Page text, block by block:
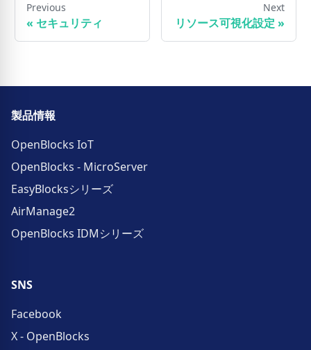
Previous
« セキュリティ
Next
リソース可視化設定»
製品情報
OpenBlocks IoT
OpenBlocks - MicroServer
EasyBlocksシリーズ
AirManage2
OpenBlocks IDMシリーズ
SNS
Facebook
X - OpenBlocks